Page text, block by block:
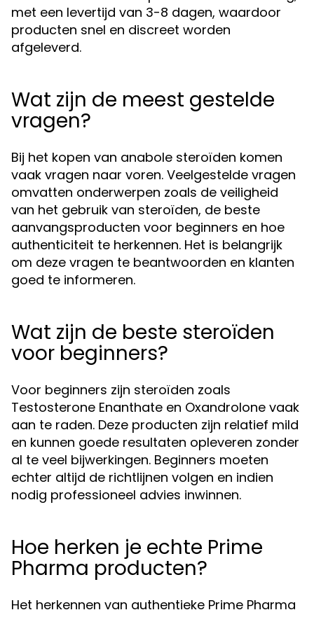
met een levertijd van 3-8 dagen, waardoor
producten snel en discreet worden
afgeleverd.
Wat zijn de meest gestelde
vragen?
Bij het kopen van anabole steroïden komen
vaak vragen naar voren. Veelgestelde vragen
omvatten onderwerpen zoals de veiligheid
van het gebruik van steroïden, de beste
aanvangsproducten voor beginners en hoe
authenticiteit te herkennen. Het is belangrijk
om deze vragen te beantwoorden en klanten
goed te informeren.
Wat zijn de beste steroïden
voor beginners?
Voor beginners zijn steroïden zoals
Testosterone Enanthate en Oxandrolone vaak
aan te raden. Deze producten zijn relatief mild
en kunnen goede resultaten opleveren zonder
al te veel bijwerkingen. Beginners moeten
echter altijd de richtlijnen volgen en indien
nodig professioneel advies inwinnen.
Hoe herken je echte Prime
Pharma producten?
Het herkennen van authentieke Prime Pharma